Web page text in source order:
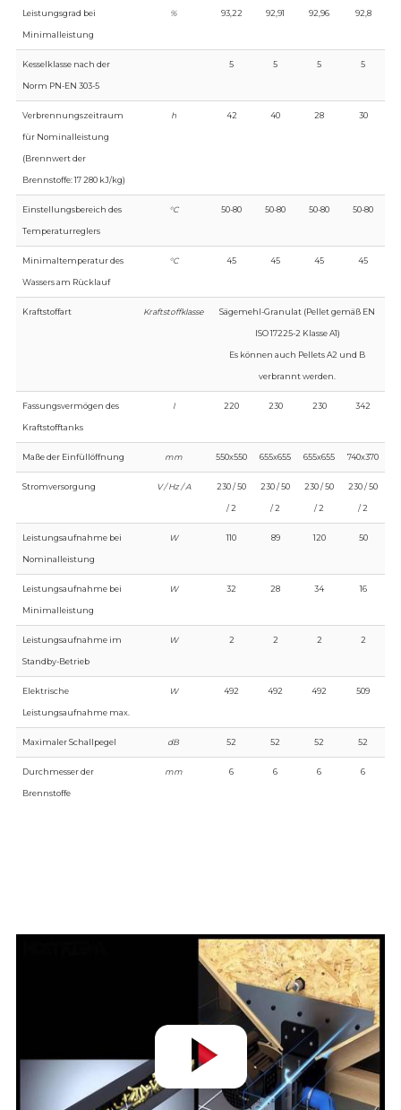
Leistungsgrad bei
Minimalleistung
% 93,22 92,91 92,96 92,8
Kesselklasse nach der
Norm PN-EN 303-5
5 5 5 5
Verbrennungszeitraum
für Nominalleistung
(Brennwert der
Brennstoffe: 17 280 kJ/kg)
h 42 40 28 30
Einstellungsbereich des
Temperaturreglers
°C 50-80 50-80 50-80 50-80
Minimaltemperatur des
Wassers am Rücklauf
°C 45 45 45 45
Kraftstoffart Kraftstoffklasse Sägemehl-Granulat (Pellet gemäß EN
ISO 17225-2 Klasse A1)
Es können auch Pellets A2 und B
verbrannt werden.
Fassungsvermögen des
Kraftstofftanks
l 220 230 230 342
Maße der Einfüllöffnung mm 550x550 655x655 655x655 740x370
Stromversorgung V / Hz / A 230 / 50
/ 2
230 / 50
/ 2
230 / 50
/ 2
230 / 50
/ 2
Leistungsaufnahme bei
Nominalleistung
W 110 89 120 50
Leistungsaufnahme bei
Minimalleistung
W 32 28 34 16
Leistungsaufnahme im
Standby-Betrieb
W 2 2 2 2
Elektrische
Leistungsaufnahme max.
W 492 492 492 509
Maximaler Schallpegel dB 52 52 52 52
Durchmesser der
Brennstoffe
mm 6 6 6 6